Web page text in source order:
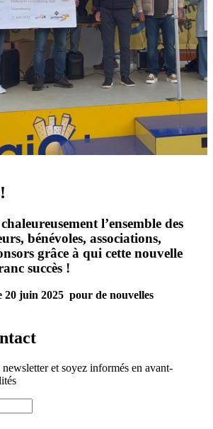
l’ensemble des
bénévoles, associations,
grâce à qui cette nouvelle
succès !
20 juin 2025 pour de nouvelles
et soyez informés en avant-